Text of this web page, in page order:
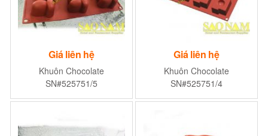
Giá liên hệ
Khuôn Chocolate
SN#525751/5
Giá liên hệ
Khuôn Chocolate
SN#525751/4